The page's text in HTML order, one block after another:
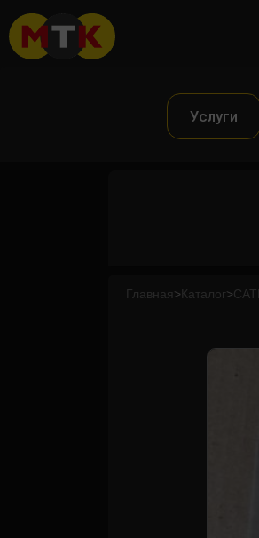
Услуги
Главная>Каталог>